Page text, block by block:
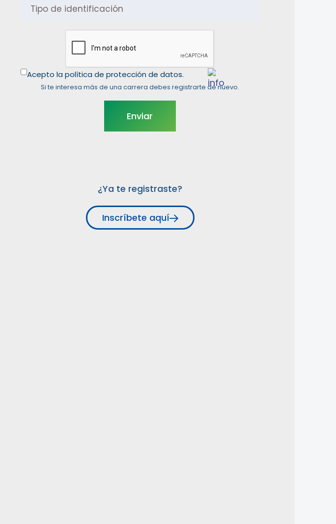
Acepto la política de protección de datos.
Si te interesa más de una carrera debes registrarte de nuevo.
¿Ya te registraste?
Inscríbete aquí